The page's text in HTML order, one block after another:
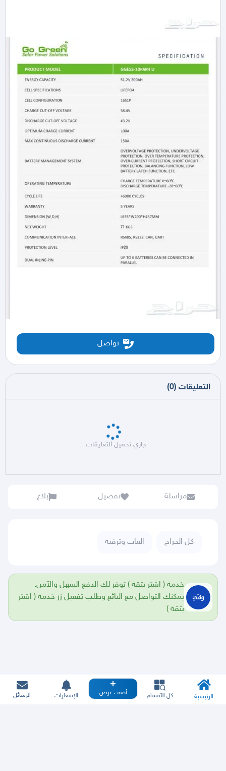
تواصل
التعليقات (
0
)
جاري تحميل التعليقات...
مراسلة تفضيل بلاغ
كل الحراج العاب وترفيه
خدمة ( اشتر بثقة ) توفر لك الدفع السهل والآمن.
يمكنك التواصل مع البائع وطلب تفعيل زر خدمة ( اشتر
بثقة )
الرئيسية كل الأقسام أضف عرض الإشعارات الرسائل